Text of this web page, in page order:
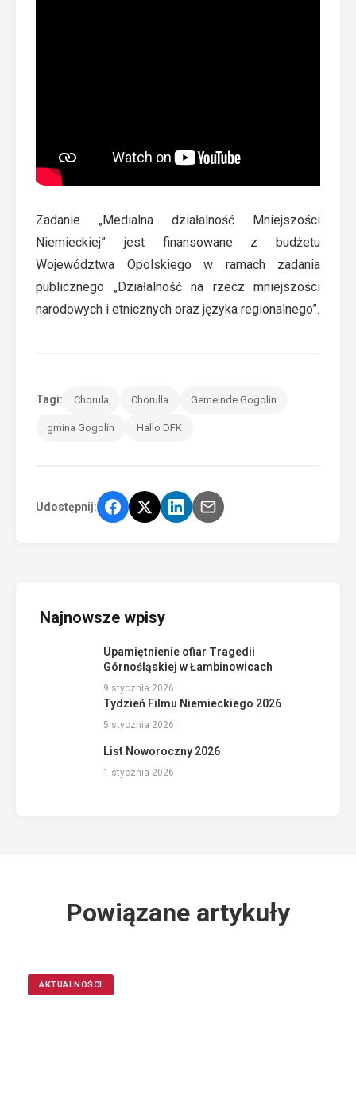
Zadanie „Medialna działalność Mniejszości
Niemieckiej” jest finansowane z budżetu
Województwa Opolskiego w ramach zadania
publicznego „Działalność na rzecz mniejszości
narodowych i etnicznych oraz języka regionalnego”.
Tagi: Chorula Chorulla Gemeinde Gogolin
gmina Gogolin Hallo DFK
Udostępnij:
Najnowsze wpisy
Upamiętnienie ofiar Tragedii
Górnośląskiej w Łambinowicach
9 stycznia 2026
Tydzień Filmu Niemieckiego 2026
5 stycznia 2026
List Noworoczny 2026
1 stycznia 2026
Powiązane artykuły
AKTUALNOŚCI